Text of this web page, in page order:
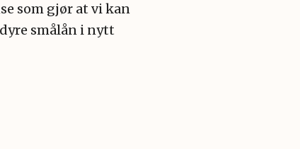
som gjør at vi kan
smålån i nytt